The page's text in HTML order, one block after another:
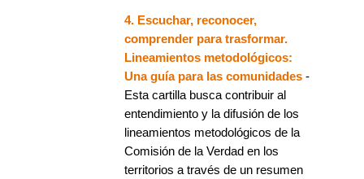
4. Escuchar, reconocer,
comprender para trasformar.
Lineamientos metodológicos:
Una guía para las comunidades -
Esta cartilla busca contribuir al
entendimiento y la difusión de los
lineamientos metodológicos de la
Comisión de la Verdad en los
territorios a través de un resumen